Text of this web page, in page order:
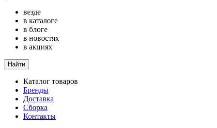
везде
в каталоге
в блоге
в новостях
в акциях
Найти
Каталог товаров
Бренды
Доставка
Сборка
Контакты